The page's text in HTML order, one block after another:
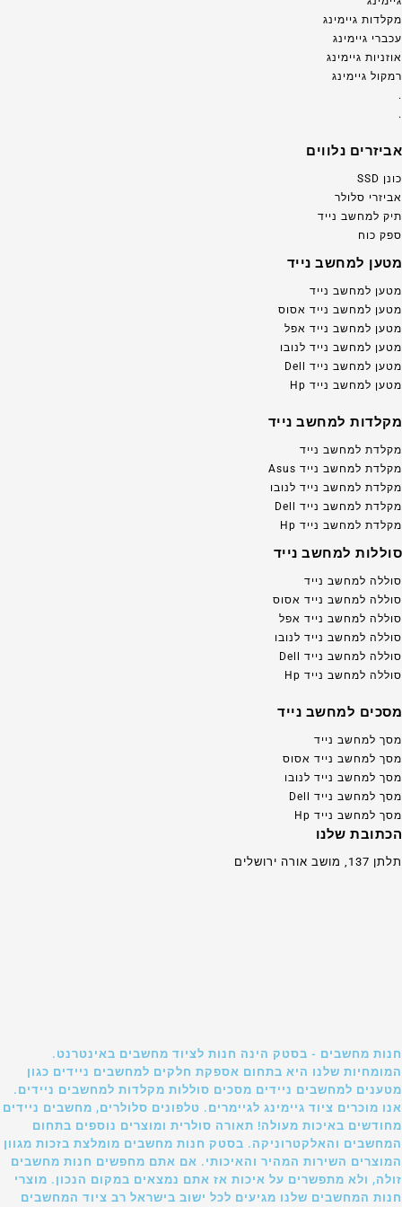
מקלדות גיימינג
עכברי גיימינג
אוזניות גיימינג
רמקול גיימינג
.
.
אביזרים נלווים
כונן SSD
אביזרי סלולר
תיק למחשב נייד
ספק כוח
מטען למחשב נייד
מטען למחשב נייד
מטען למחשב נייד אסוס
מטען למחשב נייד אפל
מטען למחשב נייד לנובו
מטען למחשב נייד Dell
מטען למחשב נייד Hp
מקלדות למחשב נייד
מקלדת למחשב נייד
מקלדת למחשב נייד Asus
מקלדת למחשב נייד לנובו
מקלדת למחשב נייד Dell
מקלדת למחשב נייד Hp
סוללות למחשב נייד
סוללה למחשב נייד
סוללה למחשב נייד אסוס
סוללה למחשב נייד אפל
סוללה למחשב נייד לנובו
סוללה למחשב נייד Dell
סוללה למחשב נייד Hp
מסכים למחשב נייד
מסך למחשב נייד
מסך למחשב נייד אסוס
מסך למחשב נייד לנובו
מסך למחשב נייד Dell
מסך למחשב נייד Hp
הכתובת שלנו
תלתן 137, מושב אורה ירושלים
חנות מחשבים - בסטק הינה חנות לציוד מחשבים באינטרנט.
המומחיות שלנו היא בתחום אספקת חלקים למחשבים ניידים כגון
מטענים למחשבים ניידים מסכים סוללות מקלדות למחשבים ניידים.
אנו מוכרים ציוד גיימינג לגיימרים. טלפונים סלולרים, מחשבים ניידים
מחודשים באיכות מעולה! תאורה סולרית ומוצרים נוספים בתחום
המחשבים והאלקטרוניקה. בסטק חנות מחשבים מומלצת בזכות מגוון
המוצרים השירות המהיר והאיכותי. אם אתם מחפשים חנות מחשבים
זולה, ולא מתפשרים על איכות אז אתם נמצאים במקום הנכון. מוצרי
חנות המחשבים שלנו מגיעים לכל ישוב בישראל רב ציוד המחשבים